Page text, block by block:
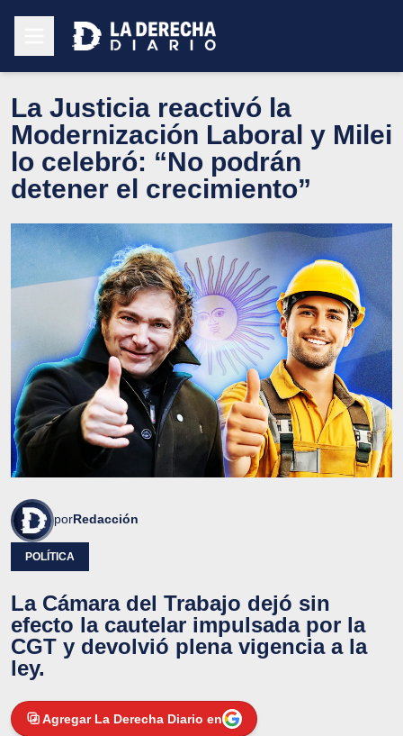
La Justicia reactivó la
Modernización Laboral y Milei
lo celebró: “No podrán
detener el crecimiento”
porRedacción
POLÍTICA
La Cámara del Trabajo dejó sin
efecto la cautelar impulsada por la
CGT y devolvió plena vigencia a la
ley.
Agregar La Derecha Diario en